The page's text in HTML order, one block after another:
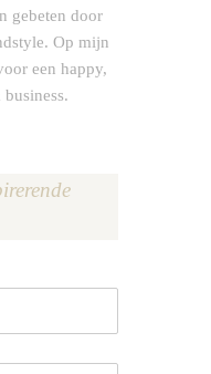
gebeten door
Op mijn
een happy,